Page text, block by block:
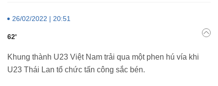
26/02/2022 | 20:51
62'
Khung thành U23 Việt Nam trải qua một phen hú vía khi
U23 Thái Lan tổ chức tấn công sắc bén.